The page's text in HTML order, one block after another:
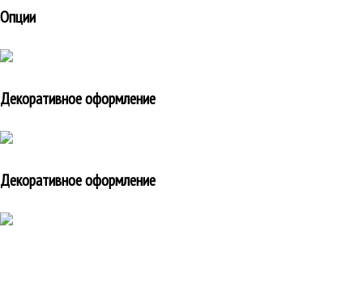
Опции
Декоративное оформление
Декоративное оформление